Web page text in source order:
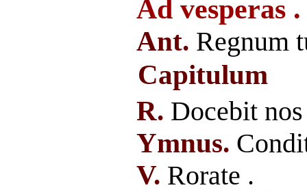
Ad vesperas .
Ant. Regnum
Capitulum
R. Docebit
Ymnus.
V. Rorate .